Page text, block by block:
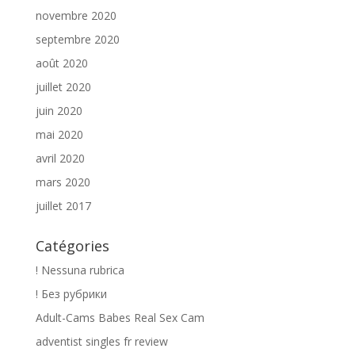
novembre 2020
septembre 2020
août 2020
juillet 2020
juin 2020
mai 2020
avril 2020
mars 2020
juillet 2017
Catégories
! Nessuna rubrica
! Без рубрики
Adult-Cams Babes Real Sex Cam
adventist singles fr review